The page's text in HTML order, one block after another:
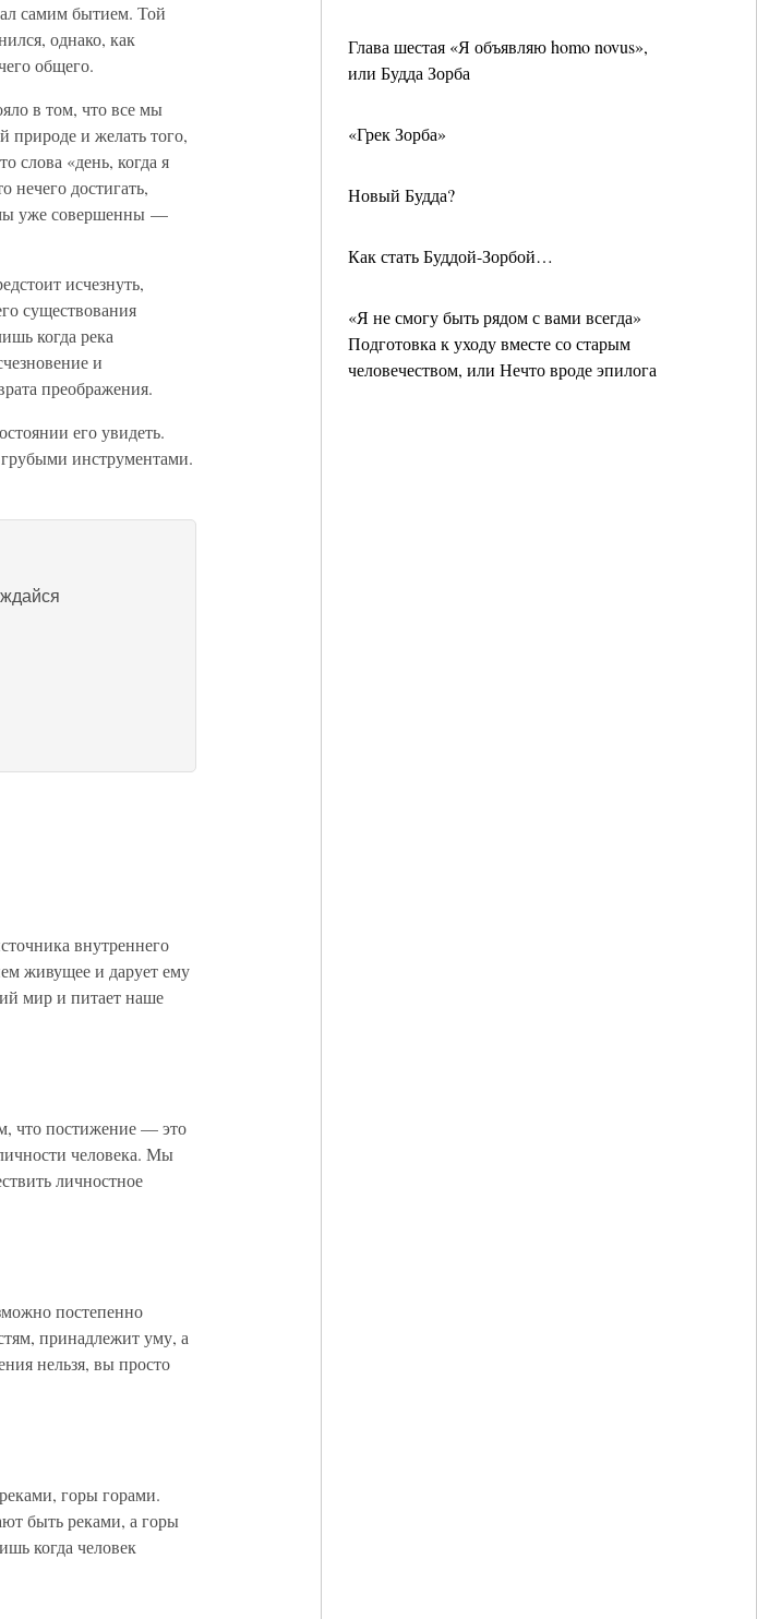
Глава шестая «Я объявляю homo novus»,
или Будда Зорба
«Грек Зорба»
Новый Будда?
Как стать Буддой-Зорбой…
«Я не смогу быть рядом с вами всегда»
Подготовка к уходу вместе со старым
человечеством, или Нечто вроде эпилога
самим бытием. Той
однако, как
общего.
в том, что все мы
природе и желать того,
слова «день, когда я
нечего достигать,
уже совершенны —
исчезнуть,
существования
когда река
и
преображения.
его увидеть.
инструментами.
внутреннего
живущее и дарует ему
мир и питает наше
что постижение — это
человека. Мы
личностное
постепенно
принадлежит уму, а
нельзя, вы просто
горы горами.
быть реками, а горы
когда человек